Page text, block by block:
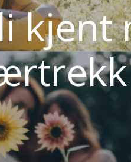
kjent